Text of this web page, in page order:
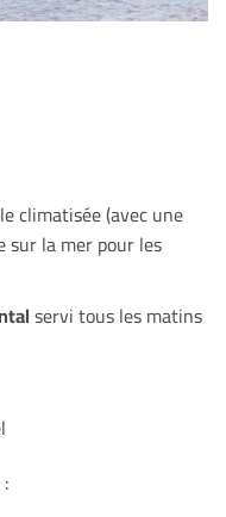
climatisée (avec une
sur la mer pour les
servi tous les matins
: